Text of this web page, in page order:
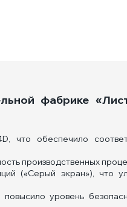
фабрике
что обеспечило
производственных
(«Серый экран»), что
уровень